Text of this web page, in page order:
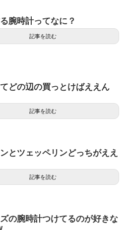
腕時計ってなに？
記事を読む
どの辺の買っとけばええん
記事を読む
とツェッペリンどっちがええ
記事を読む
の腕時計つけてるのが好きな